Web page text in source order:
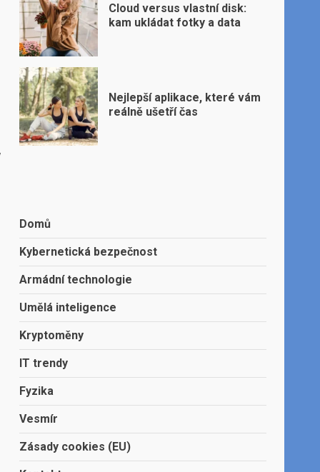
Cloud versus vlastní disk:
kam ukládat fotky a data
Nejlepší aplikace, které vám
reálně ušetří čas
Domů
Kybernetická bezpečnost
Armádní technologie
Umělá inteligence
Kryptoměny
IT trendy
Fyzika
Vesmír
Zásady cookies (EU)